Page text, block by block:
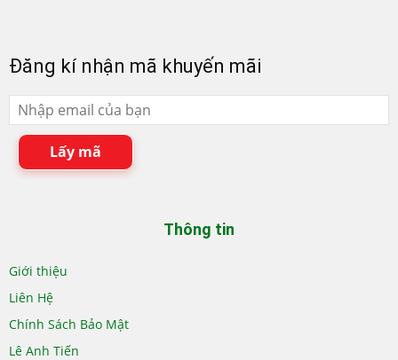
Đăng kí nhận mã khuyến mãi
Lấy mã
Thông tin
Giới thiệu
Liên Hệ
Chính Sách Bảo Mật
Lê Anh Tiến